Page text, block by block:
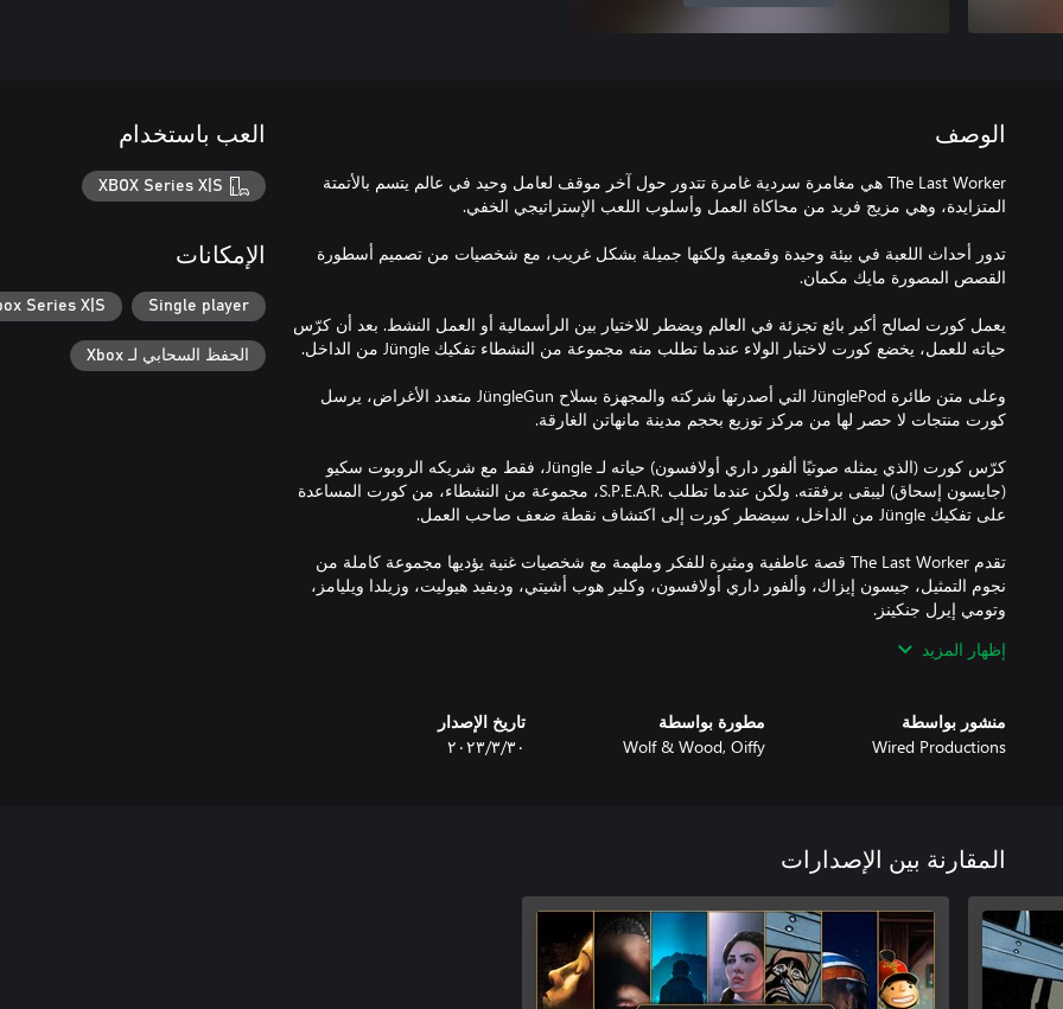
الوصف
The Last Worker هي مغامرة سردية غامرة تتدور حول آخر موقف لعامل وحيد في عالم يتسم بالأتمتة
تدور أحداث اللعبة في بيئة وحيدة وقمعية ولكنها جميلة بشكل غريب، مع شخصيات من تصميم أسطورة
يعمل كورت لصالح أكبر بائع تجزئة في العالم ويضطر للاختيار بين الرأسمالية أو العمل النشط. بعد أن كرّس
وعلى متن طائرة JünglePod التي أصدرتها شركته والمجهزة بسلاح JüngleGun متعدد الأغراض، يرسل
كرّس كورت (الذي يمثله صوتيًا ألفور داري أولافسون) حياته لـ Jüngle، فقط مع شريكه الروبوت سكيو
(جايسون إسحاق) ليبقى برفقته. ولكن عندما تطلب S.P.E.A.R.‎، مجموعة من النشطاء، من كورت المساعدة
تقدم The Last Worker قصة عاطفية ومثيرة للفكر وملهمة مع شخصيات غنية يؤديها مجموعة كاملة من
نجوم التمثيل، جيسون إيزاك، وألفور داري أولافسون، وكلير هوب أشيتي، وديفيد هيوليت، وزيلدا ويليامز،
تمثيل AAA - شخصيات ثرية يؤديها فريق عمل كامل من النجوم في قصة زاخرة بالدراما الصادقة والسخرية
بطولة ألفور داري أولافسون، وجيسون إيزاك، وكلير هوب أشيتي، وديفيد هيوليت، وزيلدا ويليامز، وتومي
إظهار المزيد
منشور بواسطة
Wired Productions
مطورة بواسطة
Wolf & Wood, Oiffy
تاريخ الإصدار
٣٠‏/٣‏/٢٠٢٣
العب باستخدام
XBOX Series X|S
الإمكانات
Single player
Series X|S
الحفظ السحابي لـ Xbox
المقارنة بين الإصدارات